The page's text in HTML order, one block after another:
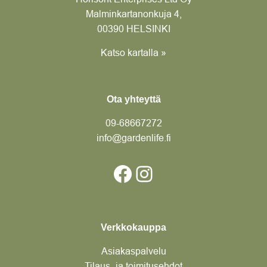
Malminkartanonkuja 4,
00390 HELSINKI
Katso kartalla »
Ota yhteyttä
09-68667272
info@gardenlife.fi
Facebook
Instagram
Verkkokauppa
Asiakaspalvelu